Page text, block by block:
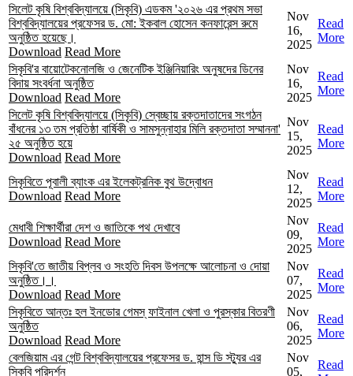
সিলেট কৃষি বিশ্ববিদ্যালয়ে (সিকৃবি) এডকম '২০২৬ এর প্রথম সভা
বিশ্ববিদ্যালয়ের প্রফেসর ড. মো: ইকবাল হোসেন কনফারেন্স রুমে
অনুষ্ঠিত হয়েছে।
Download Read More
Nov
16,
2025
Read
More
সিকৃবি'র বায়োটেকনোলজি ও জেনেটিক ইঞ্জিনিয়ারিং অনুষদের ডিনের
বিদায় সংবর্ধনা অনুষ্ঠিত
Download Read More
Nov
16,
2025
Read
More
সিলেট কৃষি বিশ্ববিদ্যালয়ে (সিকৃবি) স্বেচ্ছায় রক্তদাতাদের সংগঠন
বাঁধনের ১৩ তম প্রতিষ্ঠা বার্ষিকী ও সামসুন্নাহার মিলি রক্তদাতা সম্মাননা'
২৫ অনুষ্ঠিত হয়ে
Download Read More
Nov
15,
2025
Read
More
সিকৃবিতে পূবালী ব্যাংক এর ইলেকট্রনিক বুথ উদ্বোধন
Download Read More
Nov
12,
2025
Read
More
মেধাবী শিক্ষার্থীরা দেশ ও জাতিকে পথ দেখাবে
Download Read More
Nov
09,
2025
Read
More
সিকৃবি'তে জাতীয় বিপ্লব ও সংহতি দিবস উপলক্ষে আলোচনা ও দোয়া
অনুষ্ঠিত।।
Download Read More
Nov
07,
2025
Read
More
সিকৃবিতে আন্তঃ হল ইনডোর গেমস্ ফাইনাল খেলা ও পুরস্কার বিতরণী
অনুষ্ঠিত
Download Read More
Nov
06,
2025
Read
More
বেলজিয়াম এর গেন্ট বিশ্ববিদ্যালয়ের প্রফেসর ড. হান্স ডি স্ট্যুর এর
সিকৃবি পরিদর্শন
Nov
05,
Read